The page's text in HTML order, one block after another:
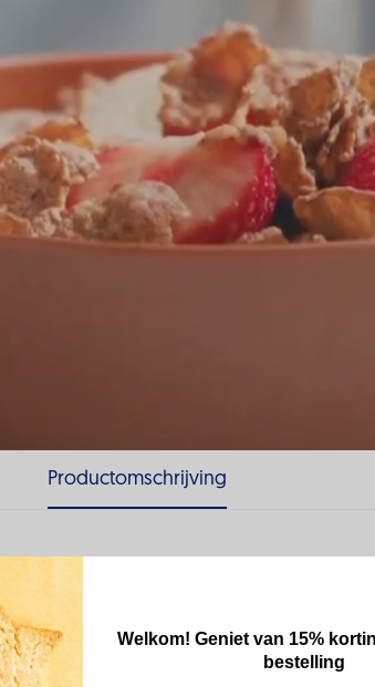
Productomschrijving
producten.
heerlijke Alpro Proteïnedrank op basis van Soja
D zijn nodig voor het behoud van normale
Welkom! Geniet van 15%
bestelling